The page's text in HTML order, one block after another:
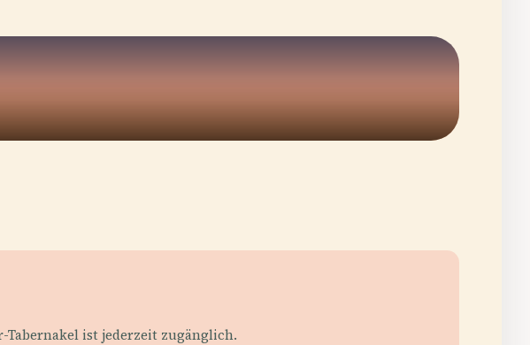
Tabernakel ist jederzeit zugänglich.